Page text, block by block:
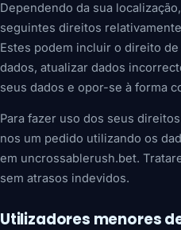
Dependendo da sua
seguintes direitos
Estes podem incluir o direito
dados, atualizar dados
seus dados e opor-se à forma
Para fazer uso dos seus
nos um pedido utilizando os
em uncrossablerush.bet.
sem atrasos indevidos.
Utilizadores menores